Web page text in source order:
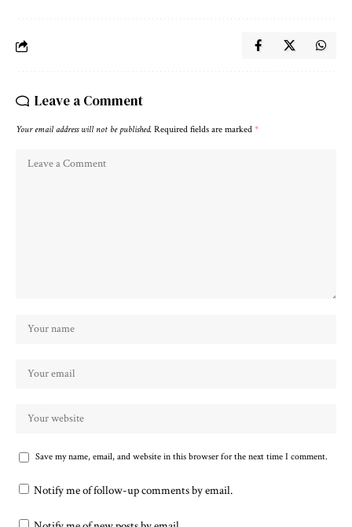
Leave a Comment
Your email address will not be published. Required fields are marked *
Save my name, email, and website in this browser for the next time I comment.
Notify me of follow-up comments by email.